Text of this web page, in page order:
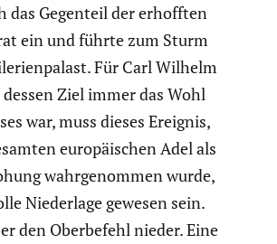
das Gegenteil der erhofften
ein und führte zum Sturm
Für Carl Wilhelm
Ziel immer das Wohl
war, muss dieses Ereignis,
europäi­schen Adel als
wahrge­nommen wurde,
Nieder­lage gewesen sein.
den Oberbe­fehl nieder. Eine